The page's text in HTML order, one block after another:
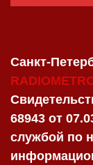
Санкт-
68943 от
службой по